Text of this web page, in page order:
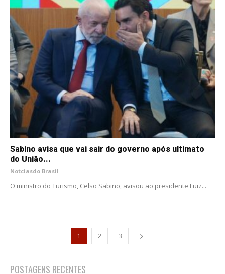
Sabino avisa que vai sair do governo após ultimato
do União...
Notciasdo Brasil
O ministro do Turismo, Celso Sabino, avisou ao presidente Luiz...
1 2 3
POSTAGENS RECENTES